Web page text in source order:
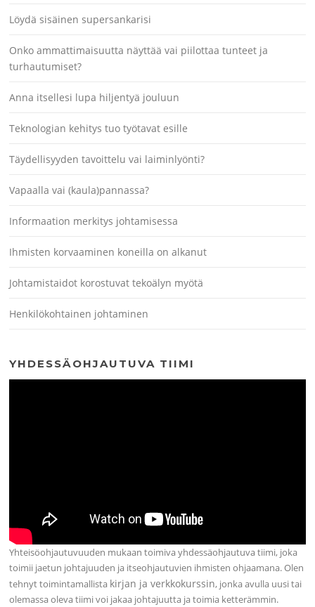
Löydä sisäinen supersankarisi
Onko ammattimaisuutta näyttää vai piilottaa tunteet ja
turhautumiset?
Anna itsellesi lupa hiljentyä jouluun
Teknologian kehitys tuo työtavat esille
Täydellisyyden tavoittelu vai laiminlyönti?
Vapaalla vai (kaula)pannassa?
Informaation merkitys johtamisessa
Ihmisten korvaaminen koneilla on alkanut
Johtamistaidot korostuvat tekoälyn myötä
Henkilökohtainen johtaminen
YHDESSÄOHJAUTUVA TIIMI
Yhteisöohjautuvuuden mukaan toimiva yhdessäohjautuva tiimi, joka
toimii jaetun johtajuuden ja itseohjautuvien ihmisten ohjaamana. Olen
tehnyt toimintamallista kirjan ja verkkokurssin, jonka avulla uusi tai
olemassa oleva tiimi voi jakaa johtajuutta ja toimia ketterämmin.